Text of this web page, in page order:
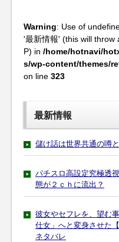
Warning: Use of
'最新情報' (this will throw
P) in /home/hotnavi/
s/wp-content/themes/
on line 323
最新情報
儲け話は世界共通の噂
パチスロ高設定究極透
態が２ｃｈに流出？
彼女やセフレを、望む
仕女」へと変身させた
ネタバレ